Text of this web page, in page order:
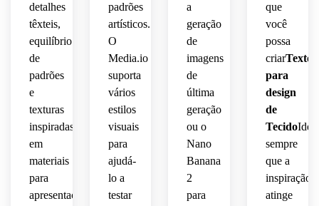
romântico
arejado,
de
repetição
equilibrada,
fundo
design
premium
estético,
padrão
têxtil
polido
adequado
ornamental
estofamento
inspiração
espaçamento
rítmico,
de
moda,
movimento
através
do
padrão,
estética
têxtil
vintage
de
detalhes
têxteis,
equilíbrio
de
padrões
e
texturas
inspiradas
em
materiais
para
apresentações
padrões
artísticos.
O
Media.io
suporta
vários
estilos
visuais
para
ajudá-
lo a
testar
a
geração
de
imagens
de
última
geração
ou o
Nano
Banana
2
para
que
você
possa
criarTexto
para
design
de
Tecido
sempre
que a
inspiração
atinge